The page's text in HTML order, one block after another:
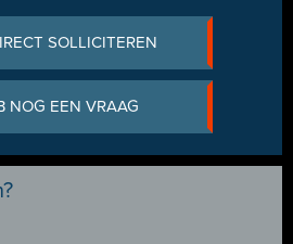
SOLLICITEREN
NOG EEN VRAAG